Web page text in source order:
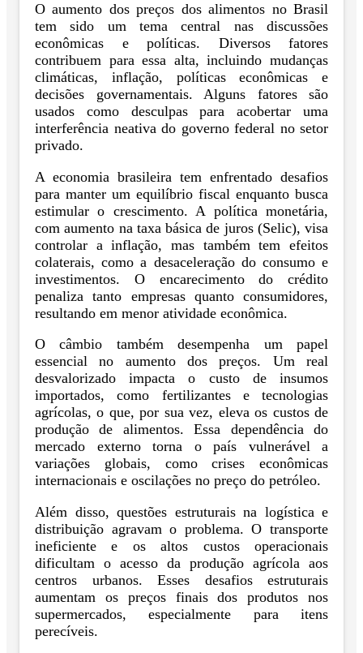
O aumento dos preços dos alimentos no Brasil
tem sido um tema central nas discussões
econômicas e políticas. Diversos fatores
contribuem para essa alta, incluindo mudanças
climáticas, inflação, políticas econômicas e
decisões governamentais. Alguns fatores são
usados como desculpas para acobertar uma
interferência neativa do governo federal no setor
privado.
A economia brasileira tem enfrentado desafios
para manter um equilíbrio fiscal enquanto busca
estimular o crescimento. A política monetária,
com aumento na taxa básica de juros (Selic), visa
controlar a inflação, mas também tem efeitos
colaterais, como a desaceleração do consumo e
investimentos. O encarecimento do crédito
penaliza tanto empresas quanto consumidores,
resultando em menor atividade econômica.
O câmbio também desempenha um papel
essencial no aumento dos preços. Um real
desvalorizado impacta o custo de insumos
importados, como fertilizantes e tecnologias
agrícolas, o que, por sua vez, eleva os custos de
produção de alimentos. Essa dependência do
mercado externo torna o país vulnerável a
variações globais, como crises econômicas
internacionais e oscilações no preço do petróleo.
Além disso, questões estruturais na logística e
distribuição agravam o problema. O transporte
ineficiente e os altos custos operacionais
dificultam o acesso da produção agrícola aos
centros urbanos. Esses desafios estruturais
aumentam os preços finais dos produtos nos
supermercados, especialmente para itens
perecíveis.